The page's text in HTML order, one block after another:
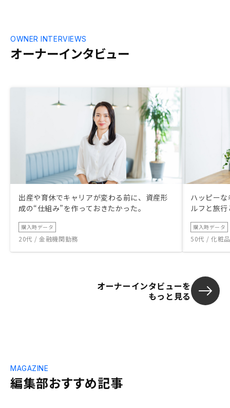
オーナーインタビュー
OWNER INTERVIEWS
出産や育休でキャリアが変わる前に、資産形
成の“仕組み”を作っておきたかった。
購入時データ
20代 / 金融機関勤務
ハッピー
ルフと旅
購入時データ
50代 / 化粧
オーナーインタビューを
もっと見る
編集部おすすめ記事
MAGAZINE